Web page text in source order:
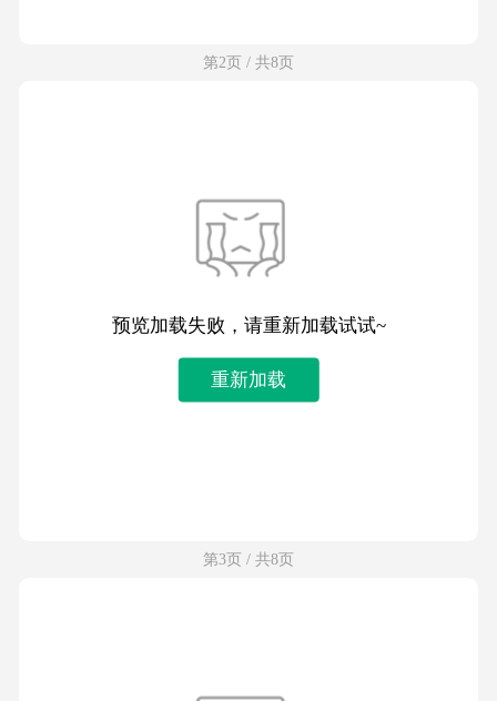
第2页 / 共8页
预览加载失败，请重新加载试试~
重新加载
第3页 / 共8页